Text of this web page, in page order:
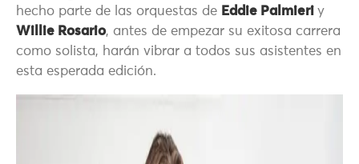
hecho parte de las orquestas de Eddie Palmieri y
Willie Rosario, antes de empezar su exitosa carrera
como solista, harán vibrar a todos sus asistentes en
esta esperada edición.